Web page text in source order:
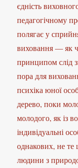
єдність
педагогічному
полягає у
виховання — як
принципом слід
пора для
психіка юної
дерево, поки
молодого, як із
індивідуальні
однакових, не те
людини з